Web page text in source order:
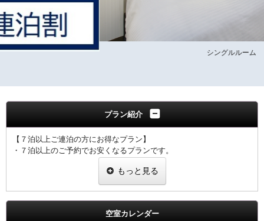
プラン紹介
【７泊以上ご連泊の方にお得なプラン】
・７泊以上のご予約でお安くなるプランです。
・その他の日の客室清掃はございませんのでごっゆくりご滞在いただ
もっと見る
空室カレンダー